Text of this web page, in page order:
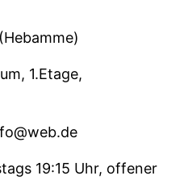
1.Etage,
19:15 Uhr, offener